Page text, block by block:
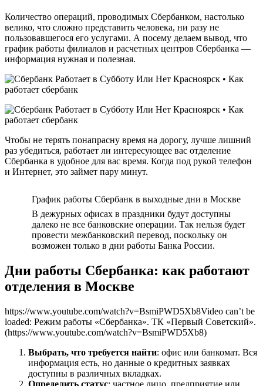
Количество операций, проводимых Сбербанком, настолько
велико, что сложно представить человека, ни разу не
пользовавшегося его услугами. А посему делаем вывод, что
график работы филиалов и расчетных центров Сбербанка —
информация нужная и полезная.
Чтобы не терять понапрасну время на дорогу, лучше лишний
раз убедиться, работает ли интересующее вас отделение
Сбербанка в удобное для вас время. Когда под рукой телефон
и Интернет, это займет пару минут.
График работы Сбербанк в выходные дни в Москве
В дежурных офисах в праздники будут доступны
далеко не все банковские операции. Так нельзя будет
провести межбанковский перевод, поскольку он
возможен только в дни работы Банка России.
Дни работы Сбербанка: как работают
отделения в Москве
https://www.youtube.com/watch?v=BsmiPWD5Xb8Video can’t be
loaded: Режим работы «Сбербанка». ТК «Первый Советский».
(https://www.youtube.com/watch?v=BsmiPWD5Xb8)
Выбрать, что требуется найти: офис или банкомат. Вся
информация есть, но данные о кредитных заявках
доступны в различных вкладках.
Определить статус: частное лицо, предприятие или